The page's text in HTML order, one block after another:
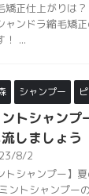
矯正仕上がりは
ャンドラ縮毛矯
！ ...
シャンプー
ントシャン
しましょう
8/2
トシャンプー】
ントシャンプー